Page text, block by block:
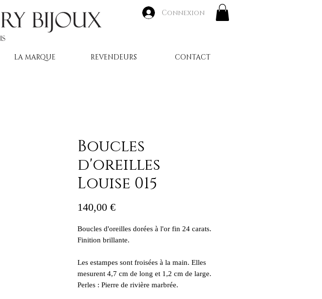
Connexion
LA MARQUE REVENDEURS CONTACT
Boucles
d'oreilles
Louise 015
140,00 €Prix
Boucles d'oreilles dorées à l'or fin 24 carats.
Finition brillante.
Les estampes sont froisées à la main. Elles
mesurent 4,7 cm de long et 1,2 cm de large.
Perles : Pierre de rivière marbrée.